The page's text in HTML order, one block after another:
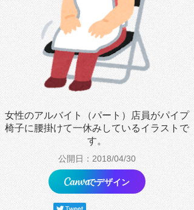
女性のアルバイト（パート）店員がパイプ
椅子に腰掛けて一休みしているイラストで
す。
公開日：2018/04/30
でデザイン